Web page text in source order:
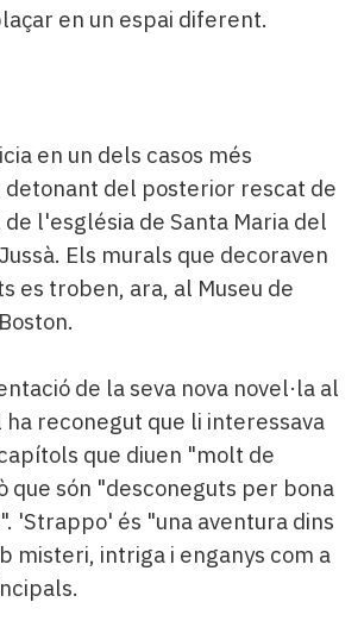
en un espai diferent.
en un dels casos més
detonant del posterior rescat de
l'església de Santa Maria del
Els murals que decoraven
es troben, ara, al Museu de
de la seva nova novel·la al
ha reconegut que li interessava
que diuen "molt de
que són "desconeguts per bona
'Strappo' és "una aventura dins
misteri, intriga i enganys com a